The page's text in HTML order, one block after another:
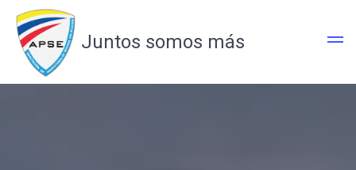
Juntos somos más